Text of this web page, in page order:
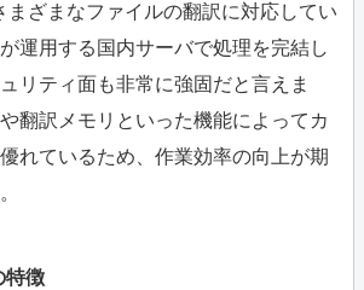
まざまなファイルの翻訳に対応してい
運用する国内サーバで処理を完結し
リティ面も非常に強固だと言えま
翻訳メモリといった機能によってカ
れているため、作業効率の向上が期
特徴